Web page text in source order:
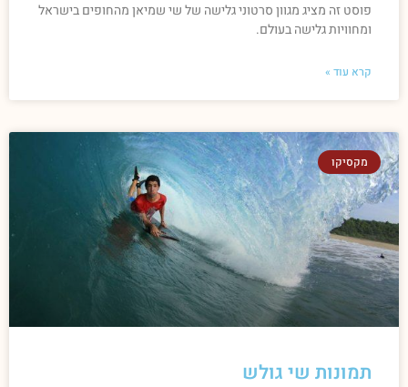
פוסט זה מציג מגוון סרטוני גלישה של שי שמיאן מהחופים בישראל
ומחוויות גלישה בעולם.
קרא עוד »
מקסיקו
תמונות שי גולש